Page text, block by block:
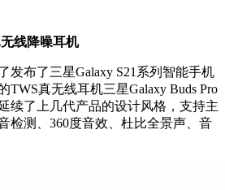
线降噪耳机
发布了三星Galaxy S21系列智能手机
TWS真无线耳机三星Galaxy Buds Pro
续了上几代产品的设计风格，支持主
检测、360度音效、杜比全景声、音